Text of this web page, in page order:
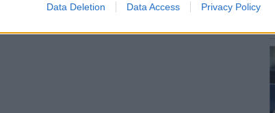
Data Deletion Data Access Privacy Policy